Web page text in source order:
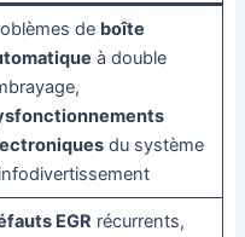
de boîte
à double
du système
EGR récurrents,